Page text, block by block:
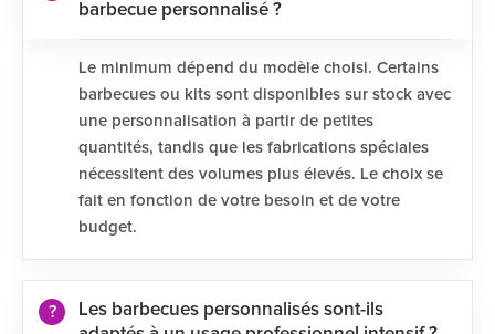
barbecue personnalisé ?
Le minimum dépend du modèle choisi. Certains
barbecues ou kits sont disponibles sur stock avec
une personnalisation à partir de petites
quantités, tandis que les fabrications spéciales
nécessitent des volumes plus élevés. Le choix se
fait en fonction de votre besoin et de votre
budget.
Les barbecues personnalisés sont-ils